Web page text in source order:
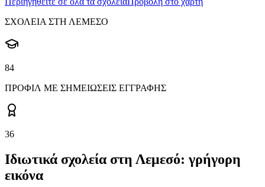
ΣΧΟΛΕΙΑ ΣΤΗ ΛΕΜΕΣΟ
84
ΠΡΟΦΙΛ ΜΕ ΣΗΜΕΙΩΣΕΙΣ ΕΓΓΡΑΦΗΣ
36
Ιδιωτικά σχολεία στη Λεμεσό: γρήγορη
εικόνα